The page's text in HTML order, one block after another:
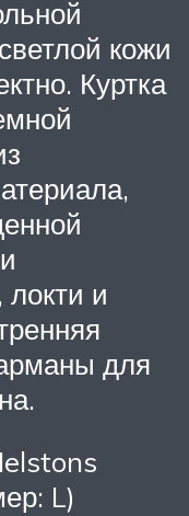
кожи
Куртка
локти и
для
L)